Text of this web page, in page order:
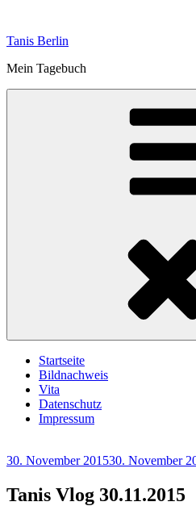
springen
Tanis Berlin
Mein Tagebuch
Startseite
Bildnachweis
Vita
Datenschutz
Impressum
Veröffentlicht
30. November 201530. November
Tanis Vlog 30.11.2015